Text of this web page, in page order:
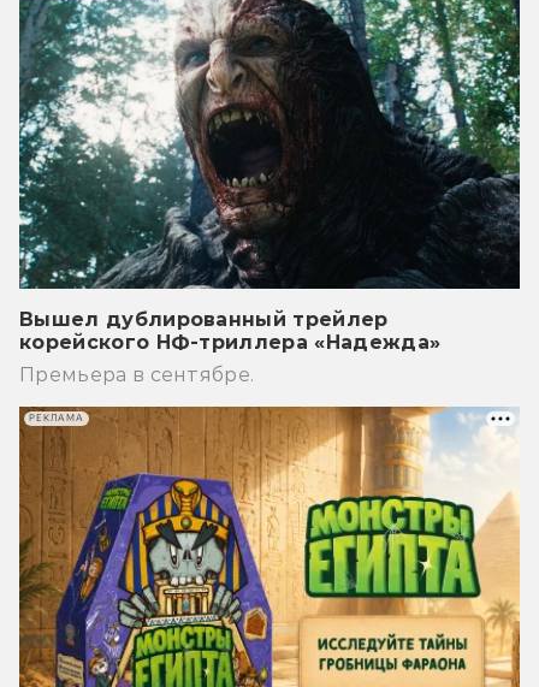
Вышел дублированный трейлер
корейского НФ-триллера «Надежда»
Премьера в сентябре.
РЕКЛАМА